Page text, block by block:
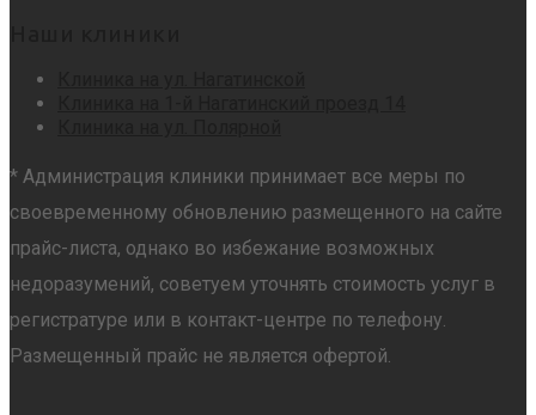
* Администрация клиники принимает все меры по
своевременному обновлению размещенного на сайте
прайс-листа, однако во избежание возможных
недоразумений, советуем уточнять стоимость услуг в
регистратуре или в контакт-центре по телефону.
Размещенный прайс не является офертой.